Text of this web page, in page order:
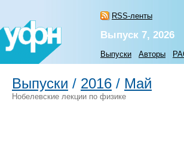
RSS-ленты
Выпуск 7, 2026
Выпуски Авторы
Выпуски / 2016 / Май
Нобелевские лекции по физике